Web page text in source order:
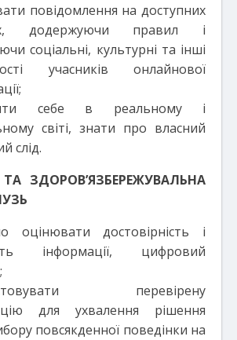
повідомлення на доступних
додержуючи правил і
соціальні, культурні та інші
учасників онлайнової
себе в реальному і
світі, знати про власний
слід.
ЗДОРОВ’ЯЗБЕРЕЖУВАЛЬНА
оцінювати достовірність і
інформації, цифровий
перевірену
для ухвалення рішення
повсякденної поведінки на